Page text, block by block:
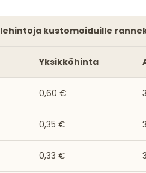
kustomoiduille
Yksikköhinta
0,60 €
0,35 €
0,33 €